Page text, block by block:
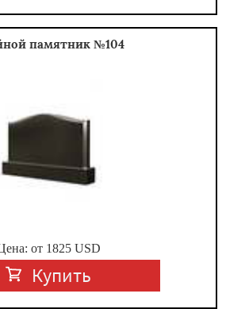
памятник №104
от 1825USD
Купить